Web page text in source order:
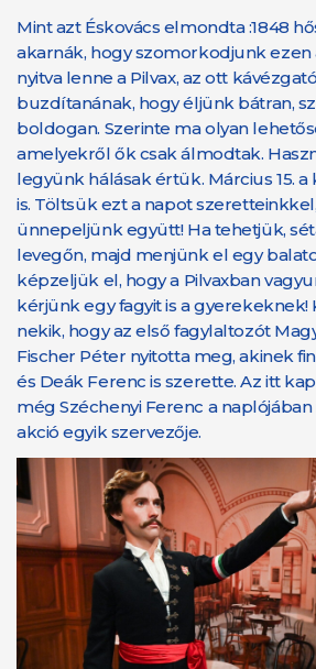
Mint azt Éskovács elmondta :1848
akarnák, hogy szomorkodjunk ezen
nyitva lenne a Pilvax, az ott
buzdítanának, hogy éljünk bátran,
boldogan. Szerinte ma olyan
amelyekről ők csak álmodtak.
legyünk hálásak értük. Március 15.
is. Töltsük ezt a napot
ünnepeljünk együtt! Ha tehetjük,
levegőn, majd menjünk el egy
képzeljük el, hogy a Pilvaxban
kérjünk egy fagyit is a
nekik, hogy az első fagylaltozót
Fischer Péter nyitotta meg, akinek
és Deák Ferenc is szerette. Az itt
még Széchenyi Ferenc a
akció egyik szervezője.